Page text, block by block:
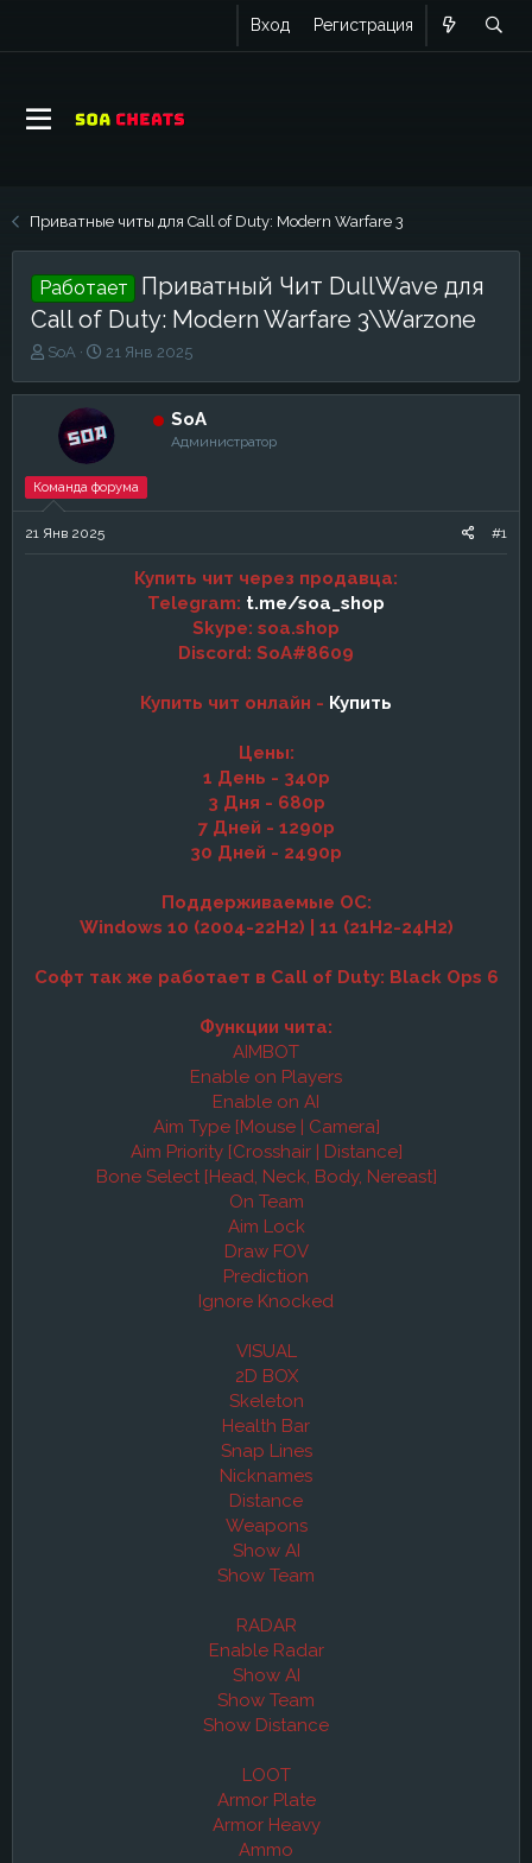
Вход Регистрация
Приватные читы для Call of Duty: Modern Warfare 3
Работает
Приватный Чит DullWave для
Call of Duty: Modern Warfare 3\Warzone
А
т
е
м
SoA
Д
т
а
н
а
ч
а
21 Янв 2025
SoA
Администратор
Команда форума
21 Янв 2025 #1
Купить чит через продавца:
Telegram: t.me/soa_shop
Skype: soa.shop
Discord: SoA#8609
Купить чит онлайн - Купить
Цены:
1 День - 340р
3 Дня - 680р
7 Дней - 1290р
30 Дней - 2490р
Поддерживаемые ОС:
Windows 10 (2004-22H2) | 11 (21H2-24H2)
Софт так же работает в Call of Duty: Black Ops 6
Функции чита:
AIMBOT
Enable on Players
Enable on AI
Aim Type [Mouse | Camera]
Aim Priority [Crosshair | Distance]
Bone Select [Head, Neck, Body, Nereast]
On Team
Aim Lock
Draw FOV
Prediction
Ignore Knocked
VISUAL
2D BOX
Skeleton
Health Bar
Snap Lines
Nicknames
Distance
Weapons
Show AI
Show Team
RADAR
Enable Radar
Show AI
Show Team
Show Distance
LOOT
Armor Plate
Armor Heavy
Ammo